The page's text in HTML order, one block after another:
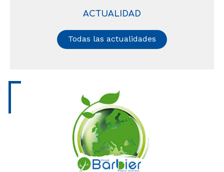
ACTUALIDAD
Todas las actualidades